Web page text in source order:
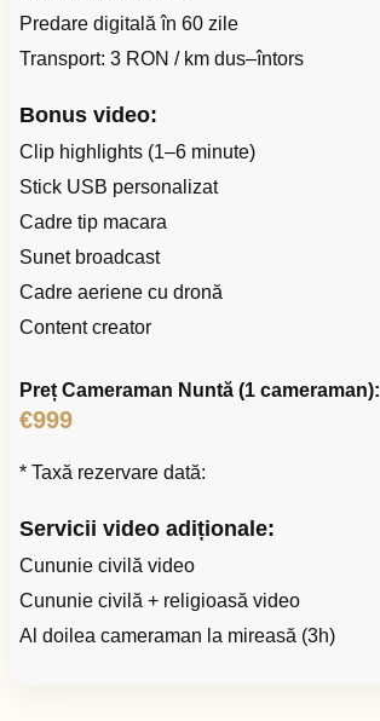
Predare digitală în 60 zile
Transport: 3 RON / km dus–întors
Bonus video:
Clip highlights (1–6 minute)
Stick USB personalizat
Cadre tip macara
Sunet broadcast
Cadre aeriene cu dronă
Content creator
Preț Cameraman Nuntă (1 cameraman):
€999
* Taxă rezervare dată:
Servicii video adiționale:
Cununie civilă video
Cununie civilă + religioasă video
Al doilea cameraman la mireasă (3h)